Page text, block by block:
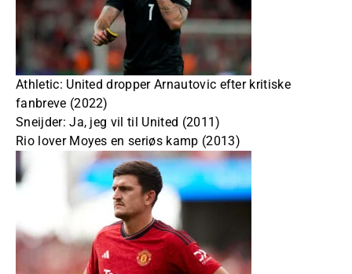
Athletic: United dropper Arnautovic efter kritiske
fanbreve (2022)
Sneijder: Ja, jeg vil til United (2011)
Rio lover Moyes en seriøs kamp (2013)